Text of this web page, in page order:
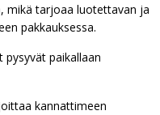
mikä tarjoaa luotettavan ja
pakkauksessa.
paikallaan
kannattimeen